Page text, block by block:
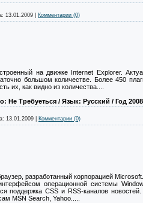
13.01.2009 Комментарии (0)
на движке Internet Explorer.
большом количестве. Более 450
их, как видно из количества....
Не Требуеться / Язык: Русский / Год 2008
13.01.2009 Комментарии (0)
разработанный корпорацией
операционной системы
поддержка CSS и RSS-каналов
MSN Search, Yahoo.....